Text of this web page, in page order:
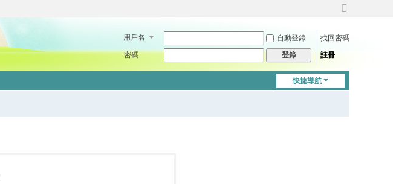
切
到
用戶名 自動登錄
找回密碼
密碼
登錄 註冊
快捷導航